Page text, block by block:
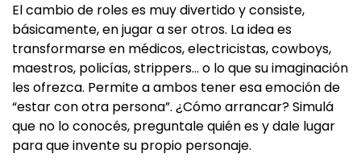
El cambio de roles es muy divertido y consiste,
básicamente, en jugar a ser otros. La idea es
transformarse en médicos, electricistas, cowboys,
maestros, policías, strippers… o lo que su imaginación
les ofrezca. Permite a ambos tener esa emoción de
“estar con otra persona”. ¿Cómo arrancar? Simulá
que no lo conocés, preguntale quién es y dale lugar
para que invente su propio personaje.